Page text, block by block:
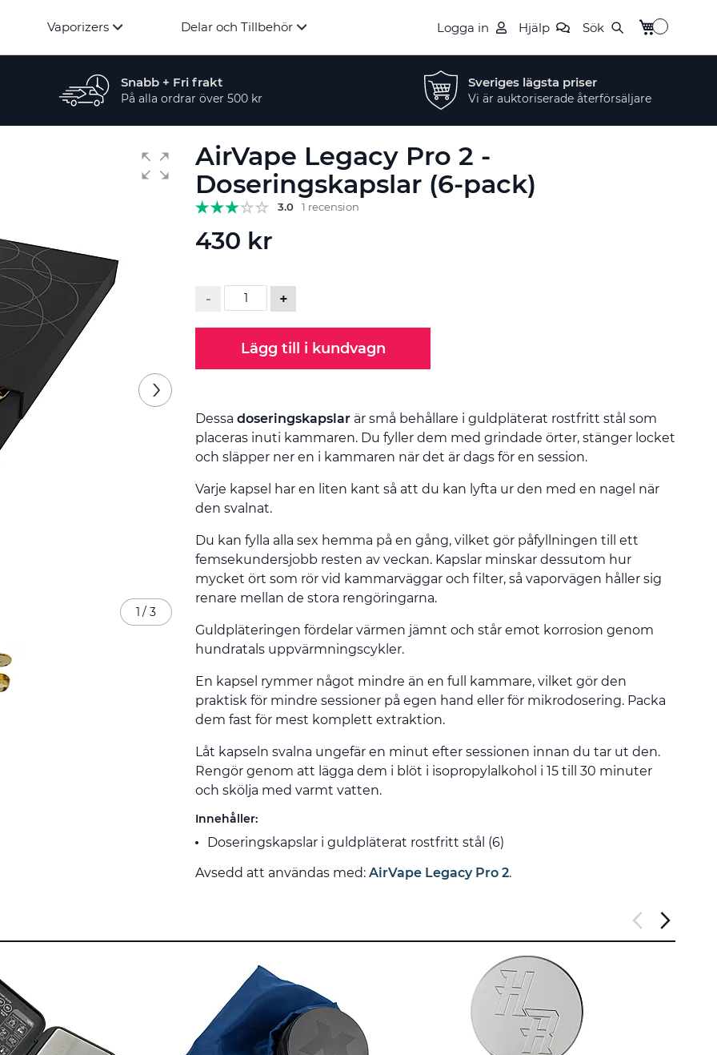
Vaporizers Delar och Tillbehör Logga in Hjälp Sök Min kundvagn
Snabb + Fri frakt
På alla ordrar över 500 kr
Sveriges lägsta priser
Vi är auktoriserade återförsäljare
AirVape Legacy Pro 2 -
Doseringskapslar (6-pack)
3.0 1 recension
430 kr
- +
Lägg till i kundvagn
Dessa doseringskapslar är små behållare i guldpläterat rostfritt stål som
placeras inuti kammaren. Du fyller dem med grindade örter, stänger locket
och släpper ner en i kammaren när det är dags för en session.
Varje kapsel har en liten kant så att du kan lyfta ur den med en nagel när
den svalnat.
Du kan fylla alla sex hemma på en gång, vilket gör påfyllningen till ett
femsekundersjobb resten av veckan. Kapslar minskar dessutom hur
mycket ört som rör vid kammarväggar och filter, så vaporvägen håller sig
renare mellan de stora rengöringarna.
Guldpläteringen fördelar värmen jämnt och står emot korrosion genom
hundratals uppvärmningscykler.
En kapsel rymmer något mindre än en full kammare, vilket gör den
praktisk för mindre sessioner på egen hand eller för mikrodosering. Packa
dem fast för mest komplett extraktion.
Låt kapseln svalna ungefär en minut efter sessionen innan du tar ut den.
Rengör genom att lägga dem i blöt i isopropylalkohol i 15 till 30 minuter
och skölja med varmt vatten.
Innehåller:
Doseringskapslar i guldpläterat rostfritt stål (6)
Avsedd att användas med: AirVape Legacy Pro 2.
1 / 3